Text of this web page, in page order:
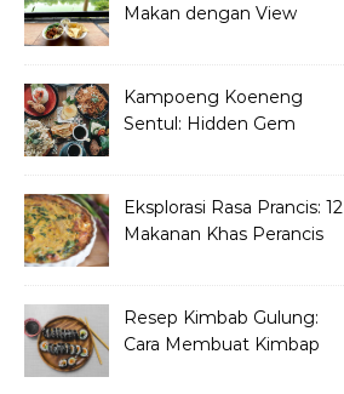
Makan dengan View
Kampoeng Koeneng
Sentul: Hidden Gem
Eksplorasi Rasa Prancis: 12
Makanan Khas Perancis
Resep Kimbab Gulung:
Cara Membuat Kimbap